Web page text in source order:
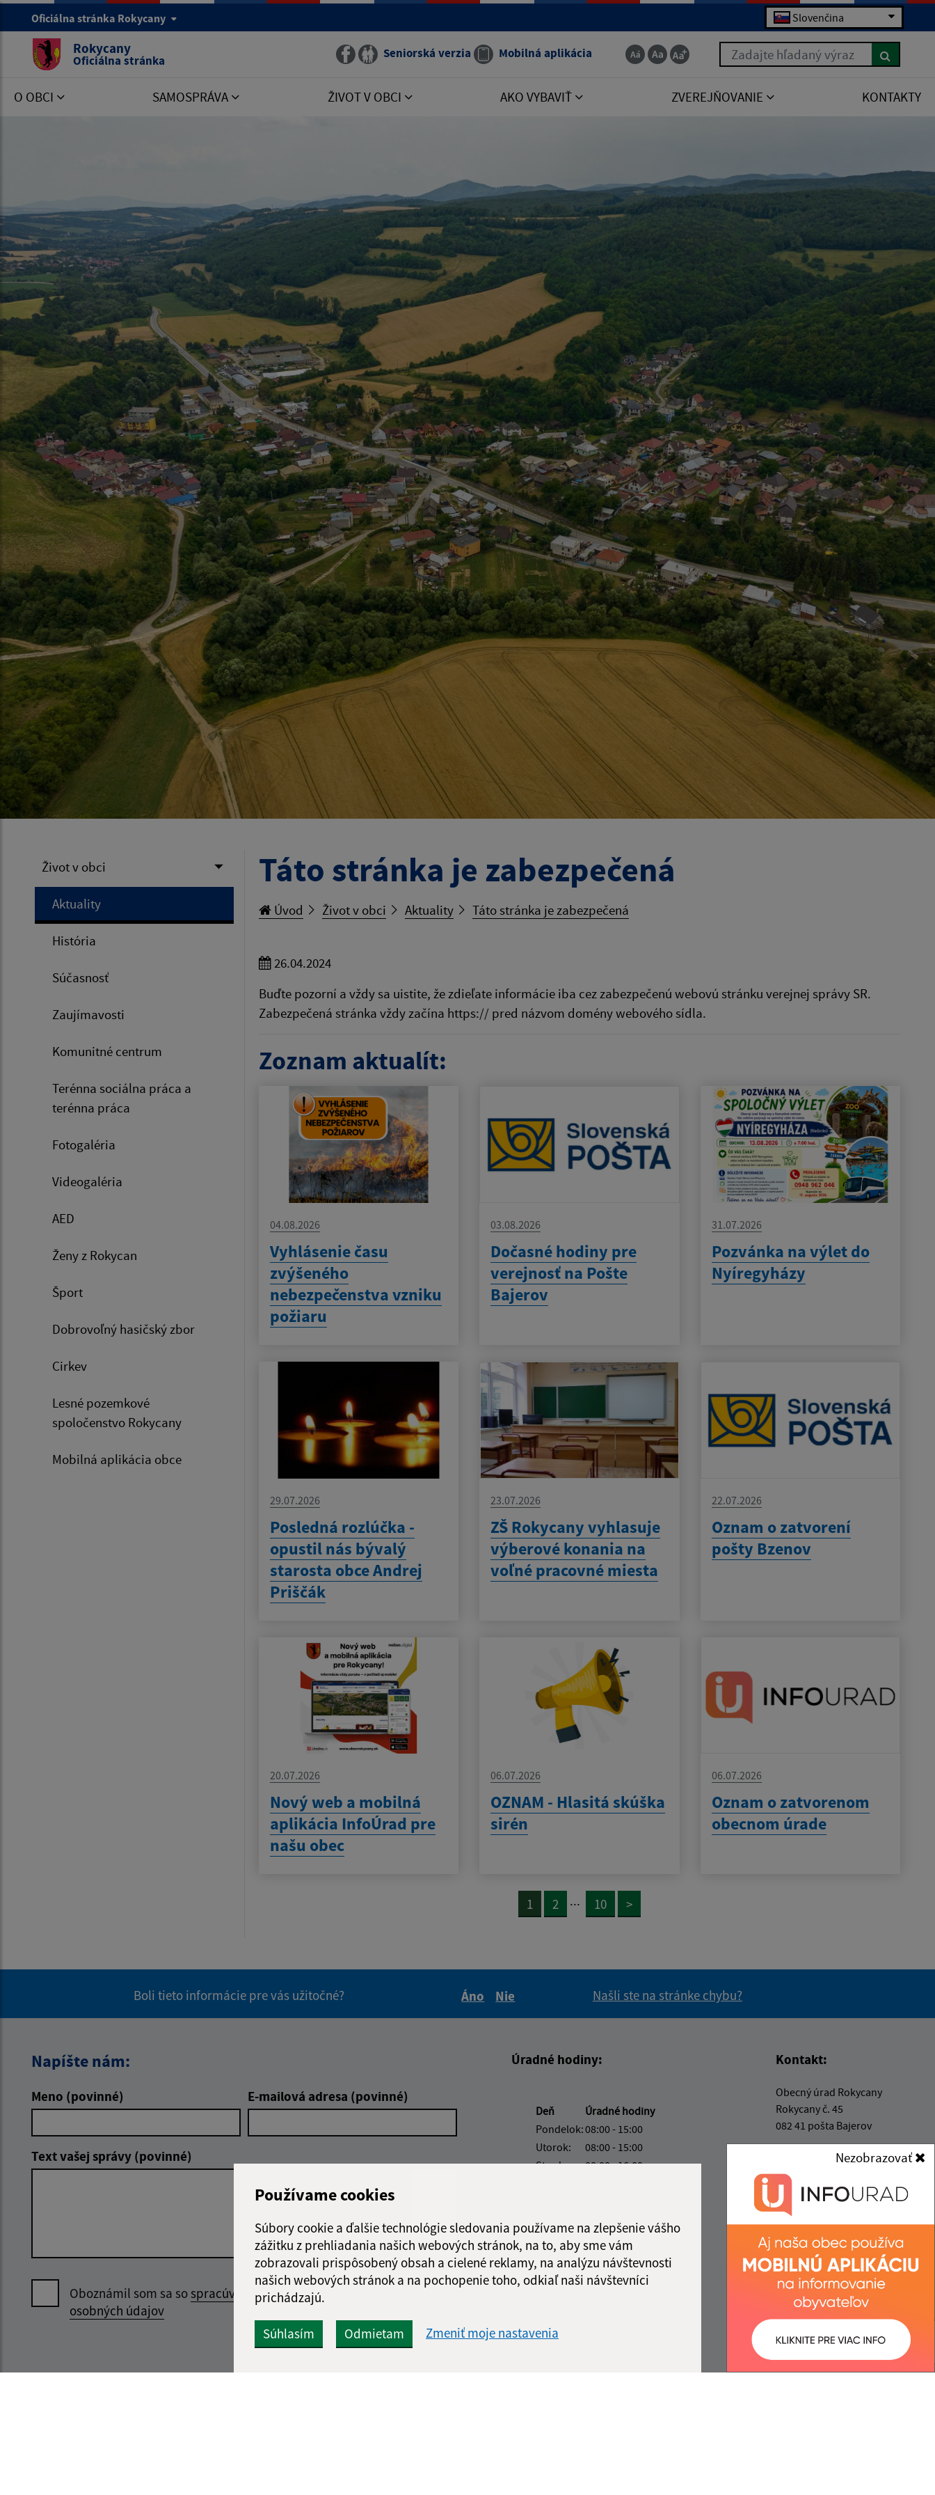
Používame cookies
Súbory cookie a ďalšie technológie sledovania používame na zlepšenie vášho
zážitku z prehliadania našich webových stránok, na to, aby sme vám
zobrazovali prispôsobený obsah a cielené reklamy, na analýzu návštevnosti
našich webových stránok a na pochopenie toho, odkiaľ naši návštevníci
prichádzajú.
Súhlasím Odmietam Zmeniť moje nastavenia
Nezobrazovať
Oficiálna stránka Rokycany Slovenčina
Rokycany
Oficiálna stránka Seniorská verzia Mobilná aplikácia Zadajte hľadaný výraz
O OBCI SAMOSPRÁVA ŽIVOT V OBCI AKO VYBAVIŤ ZVEREJŇOVANIE KONTAKTY
Život v obci
Aktuality
História
Súčasnosť
Zaujímavosti
Komunitné centrum
Terénna sociálna práca a
terénna práca
Fotogaléria
Videogaléria
AED
Ženy z Rokycan
Šport
Dobrovoľný hasičský zbor
Cirkev
Lesné pozemkové
spoločenstvo Rokycany
Mobilná aplikácia obce
Táto stránka je zabezpečená
Úvod Život v obci Aktuality Táto stránka je zabezpečená
26.04.2024
Buďte pozorní a vždy sa uistite, že zdieľate informácie iba cez zabezpečenú webovú stránku verejnej správy SR.
Zabezpečená stránka vždy začína https:// pred názvom domény webového sídla.
Zoznam aktualít:
04.08.2026
Vyhlásenie času
zvýšeného
nebezpečenstva vzniku
požiaru
03.08.2026
Dočasné hodiny pre
verejnosť na Pošte
Bajerov
31.07.2026
Pozvánka na výlet do
Nyíregyházy
29.07.2026
Posledná rozlúčka -
opustil nás bývalý
starosta obce Andrej
Priščák
23.07.2026
ZŠ Rokycany vyhlasuje
výberové konania na
voľné pracovné miesta
22.07.2026
Oznam o zatvorení
pošty Bzenov
20.07.2026
Nový web a mobilná
aplikácia InfoÚrad pre
našu obec
06.07.2026
OZNAM - Hlasitá skúška
sirén
06.07.2026
Oznam o zatvorenom
obecnom úrade
1 2 ... 10 >
Boli tieto informácie pre vás užitočné?
Áno
Nie
Našli ste na stránke chybu?
Napíšte nám:
Meno (povinné) E-mailová adresa (povinné)
Text vašej správy (povinné)
Oboznámil som sa sospracúvaním
osobných údajov
Google reCaptcha Response
Odoslať správu
Úradné hodiny:
Deň
Úradné hodiny
Pondelok:08:00 - 15:00
Utorok:
08:00 - 15:00
Streda:
08:00 - 16:00
Kontakt:
Obecný úrad Rokycany
Rokycany č. 45
082 41 pošta Bajerov
info@obecrokycany.sk
+421 911 531 394
IČO: 00327701